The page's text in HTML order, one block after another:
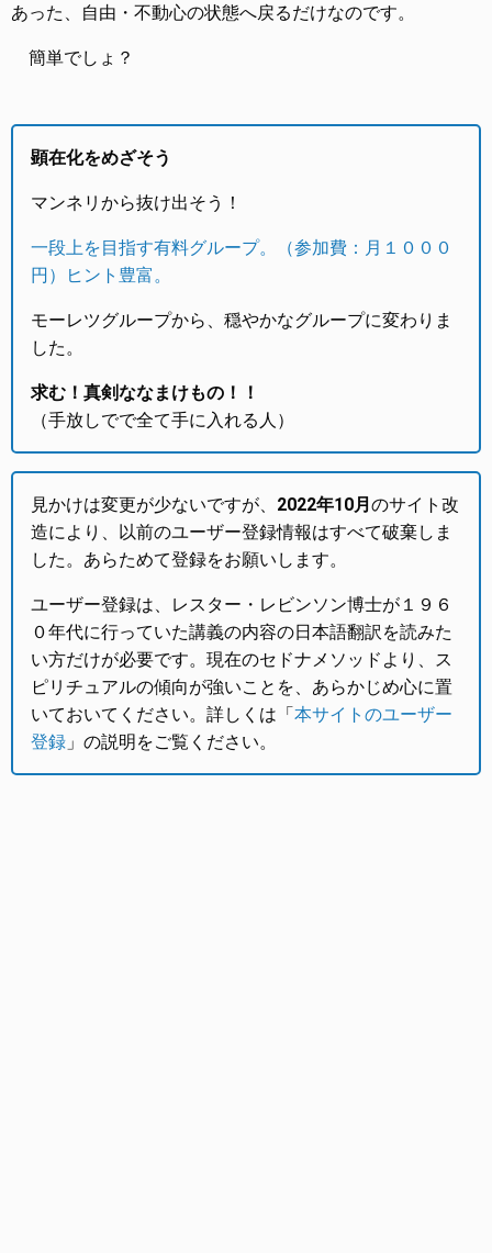
あった、自由・不動心の状態へ戻るだけなのです。
簡単でしょ？
顕在化をめざそう
マンネリから抜け出そう！
一段上を目指す有料グループ。（参加費：月１０００
円）ヒント豊富。
モーレツグループから、穏やかなグループに変わりま
した。
求む！真剣ななまけもの！！
（手放しでで全て手に入れる人）
見かけは変更が少ないですが、 2022年10月 のサイト改
造により、以前のユーザー登録情報はすべて破棄しま
した。あらためて登録をお願いします。
ユーザー登録は、レスター・レビンソン博士が１９６
０年代に行っていた講義の内容の日本語翻訳を読みた
い方だけが必要です。現在のセドナメソッドより、ス
ピリチュアルの傾向が強いことを、あらかじめ心に置
いておいてください。詳しくは「本サイトのユーザー
登録 」の説明をご覧ください。